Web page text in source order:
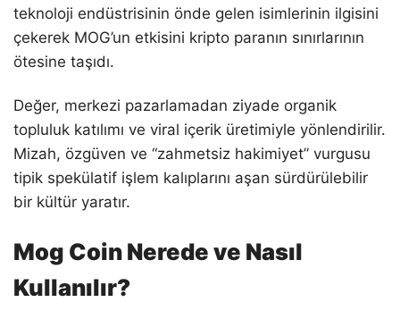
teknoloji endüstrisinin önde gelen isimlerinin ilgisini
çekerek MOG’un etkisini kripto paranın sınırlarının
ötesine taşıdı.
Değer, merkezi pazarlamadan ziyade organik
topluluk katılımı ve viral içerik üretimiyle yönlendirilir.
Mizah, özgüven ve “zahmetsiz hakimiyet” vurgusu
tipik spekülatif işlem kalıplarını aşan sürdürülebilir
bir kültür yaratır.
Mog Coin Nerede ve Nasıl
Kullanılır?